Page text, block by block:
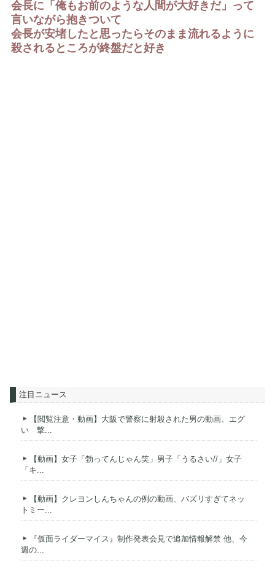
会長に「俺もお前のような人間が大好きだ」って
言いながら抱きついて
会長が安堵したと思ったらそのまま流れるように
殺されるところが終盤だと好き
注目ニュース
【閲覧注意・動画】大阪で警察に射殺された男の動画、エグ
い 撃...
【動画】女子「勃ってんじゃん笑」男子「うるさい//」女子
「キ...
【動画】クレヨンしんちゃんの例の動画、バズリすぎてネッ
トミー...
『仮面ライダーマイス』制作発表会見で追加情報解禁 他、今
週の...